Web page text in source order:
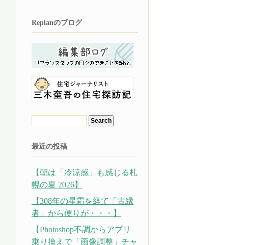
Replanのブログ
最近の投稿
【朝は「冷涼感」も感じる札
幌の夏 2026】
【308年の星霜を経て「古縁
者」から便りが・・・】
【Photoshop不調からアプリ
乗り換えで「画像調整」チャ